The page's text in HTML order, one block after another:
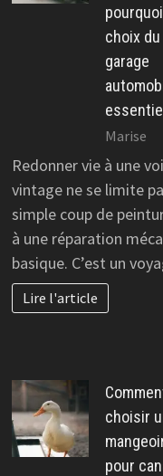
choix du
garage
Marise
Redonner vie à une
vintage ne se limite
simple coup de
à une réparation
basique. C’est un
Lire l'article
choisir
pour